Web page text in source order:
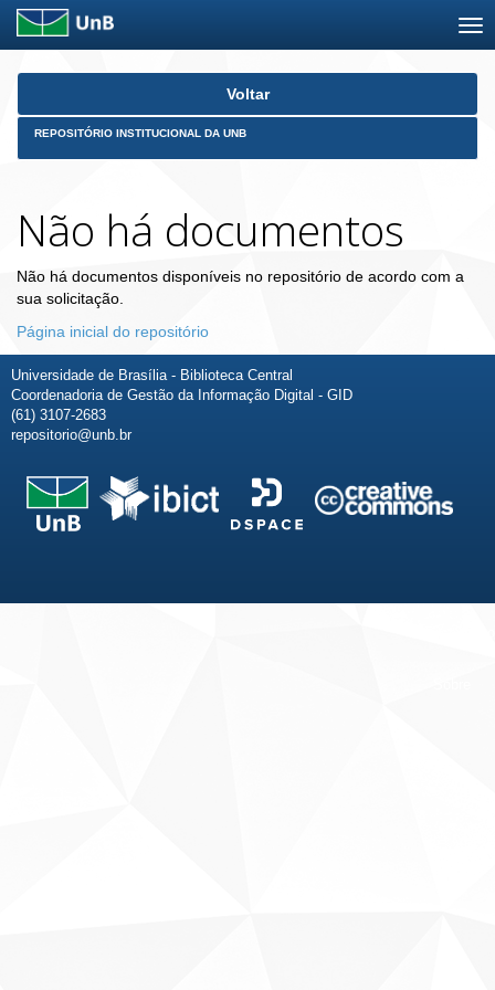
Skip
Voltar
REPOSITÓRIO INSTITUCIONAL DA UNB
Não há documentos
Não há documentos disponíveis no repositório de acordo com a
sua solicitação.
Página inicial do repositório
Universidade de Brasília - Biblioteca Central
Coordenadoria de Gestão da Informação Digital - GID
(61) 3107-2683
repositorio@unb.br